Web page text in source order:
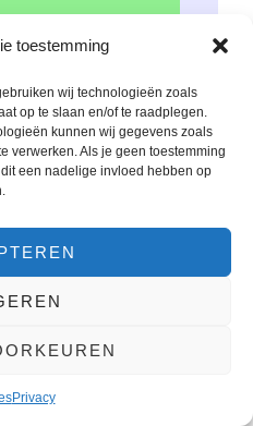
toestemming
wij technologieën zoals
op te slaan en/of te raadplegen.
kunnen wij gegevens zoals
verwerken. Als je geen toestemming
een nadelige invloed hebben op
Privacy
bouw
zithouding
►